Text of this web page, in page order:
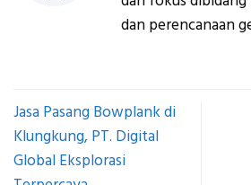
dan perencanaan
Jasa Pasang Bowplank di
Klungkung, PT. Digital
Global Eksplorasi